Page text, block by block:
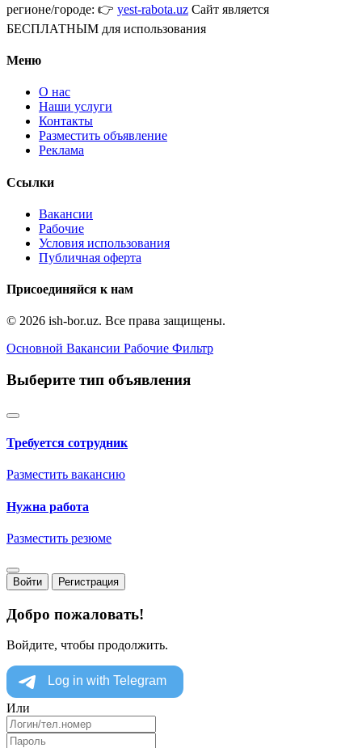
регионе/городе: 👉 yest-rabota.uz Сайт является
БЕСПЛАТНЫМ для использования
Меню
О нас
Наши услуги
Контакты
Разместить объявление
Реклама
Ссылки
Вакансии
Рабочие
Условия использования
Публичная оферта
Присоединяйся к нам
© 2026 ish-bor.uz. Все права защищены.
Основной Вакансии Рабочие Фильтр
Выберите тип объявления
Требуется сотрудник
Разместить вакансию
Нужна работа
Разместить резюме
Войти Регистрация
Добро пожаловать!
Войдите, чтобы продолжить.
Или